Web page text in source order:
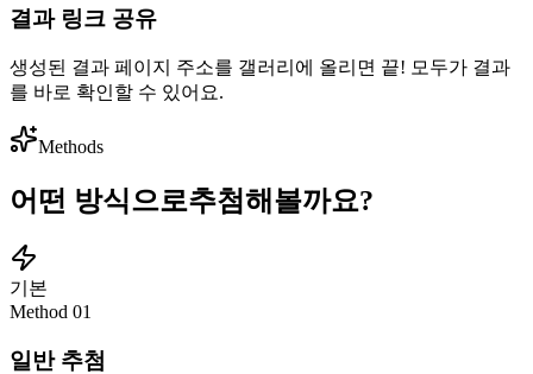
결과 링크 공유
생성된 결과 페이지 주소를 갤러리에 올리면 끝! 모두가 결과
를 바로 확인할 수 있어요.
Methods
어떤 방식으로추첨해볼까요?
기본
Method 01
일반 추첨